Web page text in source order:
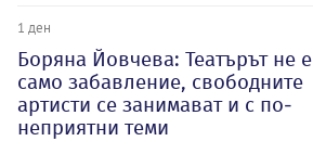
1 ден
Боряна Йовчева: Театърът не е
само забавление, свободните
артисти се занимават и с по-
неприятни теми